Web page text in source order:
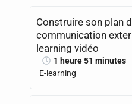
Construire son plan
communication
learning vidéo
1 heure 51 minutes
E-learning